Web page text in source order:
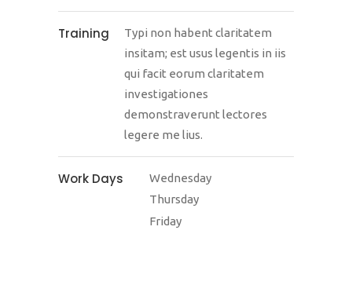
Training
Typi non habent claritatem
insitam; est usus legentis in iis
qui facit eorum claritatem
investigationes
demonstraverunt lectores
legere me lius.
Work Days
Wednesday
Thursday
Friday